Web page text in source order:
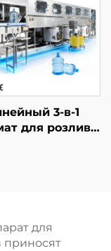
3-в-1
для розлива
для
приносят